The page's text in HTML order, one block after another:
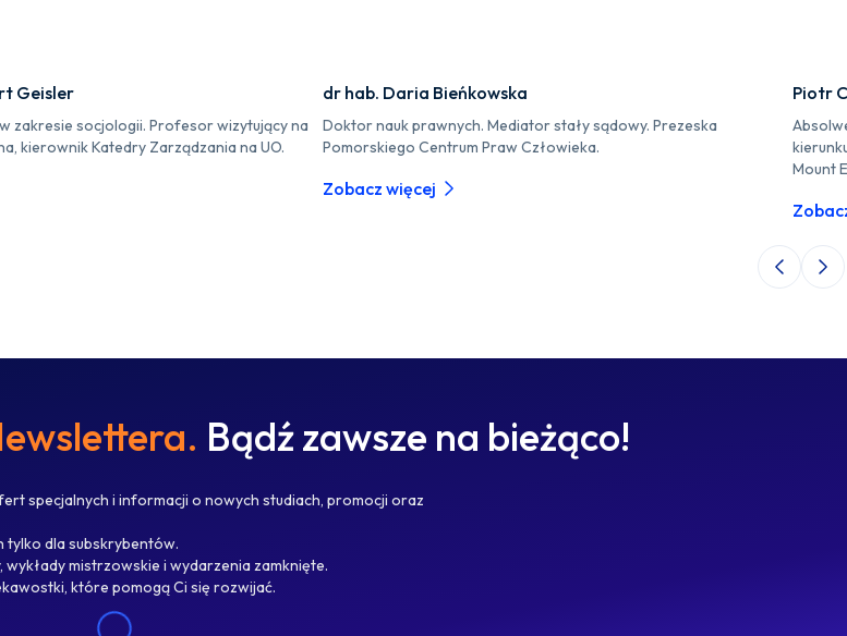
Geisler
zakresie socjologii. Profesor wizytujący na
kierownik Katedry Zarządzania na UO.
dr hab. Daria Bieńkowska
Doktor nauk prawnych. Mediator stały sądowy. Prezeska
Pomorskiego Centrum Praw Człowieka.
Zobacz więcej
Piotr
Mount
Poprzedni
Bądź zawsze na bieżąco!
specjalnych i informacji o nowych studiach, promocji oraz
tylko dla subskrybentów.
mistrzowskie i wydarzenia zamknięte.
które pomogą Ci się rozwijać.